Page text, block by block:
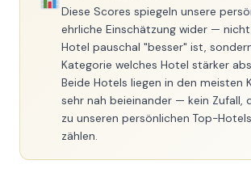
Diese Scores spiegeln unsere
ehrliche Einschätzung wider —
Hotel pauschal "besser" ist,
Kategorie welches Hotel stärker
Beide Hotels liegen in den meisten
sehr nah beieinander — kein Zufall,
zu unseren persönlichen Top-
zählen.